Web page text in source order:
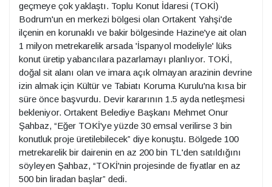
geçmeye çok yaklaştı. Toplu Konut İdaresi (TOKİ)
Bodrum'un en merkezi bölgesi olan Ortakent Yahşi'de
ilçenin en korunaklı ve bakir bölgesinde Hazine'ye ait olan
1 milyon metrekarelik arsada 'İspanyol modeliyle' lüks
konut üretip yabancılara pazarlamayı planlıyor. TOKİ,
doğal sit alanı olan ve imara açık olmayan arazinin devrine
izin almak için Kültür ve Tabiatı Koruma Kurulu'na kısa bir
süre önce başvurdu. Devir kararının 1.5 ayda netleşmesi
bekleniyor. Ortakent Belediye Başkanı Mehmet Onur
Şahbaz, “Eğer TOKİ'ye yüzde 30 emsal verilirse 3 bin
konutluk proje üretilebilecek” diye konuştu. Bölgede 100
metrekarelik bir dairenin en az 200 bin TL'den satıldığını
söyleyen Şahbaz, “TOKİ'nin projesinde de fiyatlar en az
500 bin liradan başlar” dedi.